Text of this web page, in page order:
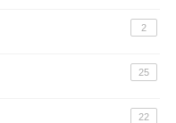
2
25
22